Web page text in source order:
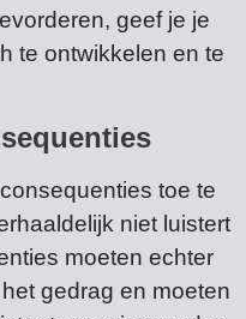
geef je je
te ontwikkelen en te
toe te
niet luistert
moeten echter
gedrag en moeten